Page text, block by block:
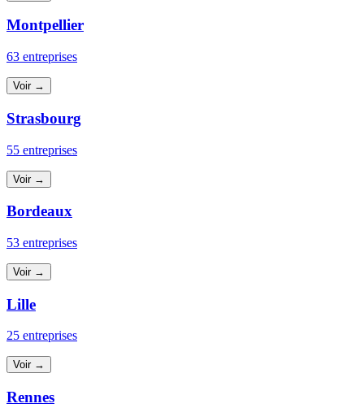
Montpellier
63 entreprises
Voir →
Strasbourg
55 entreprises
Voir →
Bordeaux
53 entreprises
Voir →
Lille
25 entreprises
Voir →
Rennes